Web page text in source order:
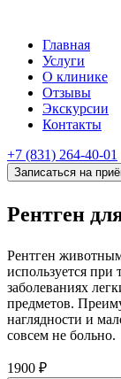
Главная
Услуги
О клинике
Отзывы
Экскурсии
Контакты
+7 (831) 264-40-01
Записаться на
Рентген
Рентген
используется при
заболеваниях
предметов.
наглядности и
совсем не больно.
1900 ₽